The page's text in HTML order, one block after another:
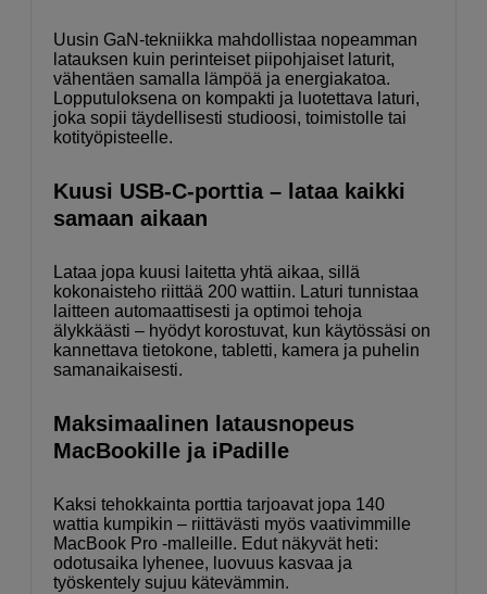
Uusin GaN-tekniikka mahdollistaa nopeamman
latauksen kuin perinteiset piipohjaiset laturit,
vähentäen samalla lämpöä ja energiakatoa.
Lopputuloksena on kompakti ja luotettava laturi,
joka sopii täydellisesti studioosi, toimistolle tai
kotityöpisteelle.
Kuusi USB-C-porttia – lataa kaikki
samaan aikaan
Lataa jopa kuusi laitetta yhtä aikaa, sillä
kokonaisteho riittää 200 wattiin. Laturi tunnistaa
laitteen automaattisesti ja optimoi tehoja
älykkäästi – hyödyt korostuvat, kun käytössäsi on
kannettava tietokone, tabletti, kamera ja puhelin
samanaikaisesti.
Maksimaalinen latausnopeus
MacBookille ja iPadille
Kaksi tehokkainta porttia tarjoavat jopa 140
wattia kumpikin – riittävästi myös vaativimmille
MacBook Pro -malleille. Edut näkyvät heti:
odotusaika lyhenee, luovuus kasvaa ja
työskentely sujuu kätevämmin.